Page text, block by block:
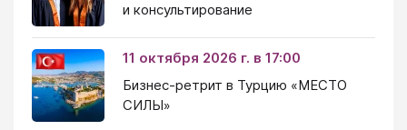
и консультирование
11 октября 2026 г. в 17:00
Бизнес-ретрит в Турцию «МЕСТО
СИЛЫ»